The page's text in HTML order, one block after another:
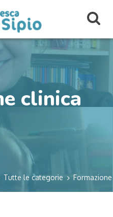
clinica
Tutte le categorie Formazione